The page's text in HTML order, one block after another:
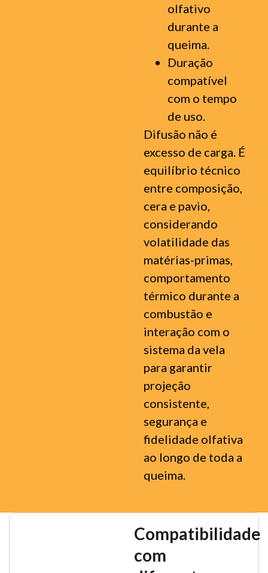
olfativo
durante a
queima.
Duração
compatível
com o tempo
de uso.
Difusão não é
excesso de carga. É
equilíbrio técnico
entre composição,
cera e pavio,
considerando
volatilidade das
matérias-primas,
comportamento
térmico durante a
combustão e
interação com o
sistema da vela
para garantir
projeção
consistente,
segurança e
fidelidade olfativa
ao longo de toda a
queima.
Compatibilidade
com